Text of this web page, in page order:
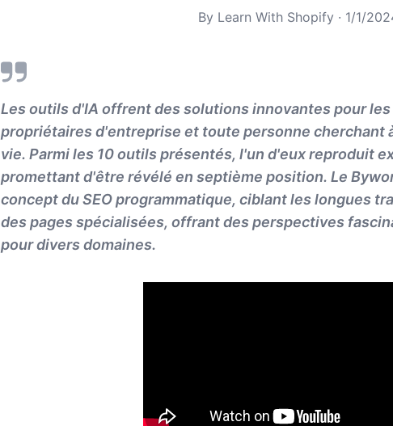
By Learn With Shopify · 1/1/
Les outils d'IA offrent des solutions innovantes pour
propriétaires d'entreprise et toute personne cherchant
vie. Parmi les 10 outils présentés, l'un d'eux reproduit
promettant d'être révélé en septième position. Le
concept du SEO programmatique, ciblant les longues
des pages spécialisées, offrant des perspectives
pour divers domaines.